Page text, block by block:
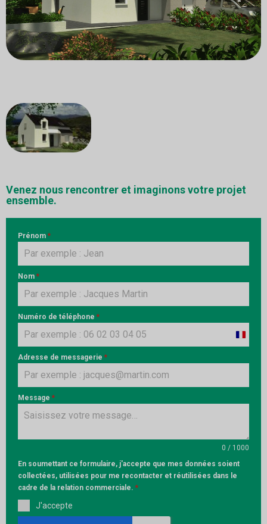
Venez nous rencontrer et imaginons votre projet
ensemble.
Prénom *
Nom *
Numéro de téléphone *
France
Adresse de messagerie *
Message *
0 / 1000
En soumettant ce formulaire, j'accepte que mes données soient
collectées, utilisées pour me recontacter et réutilisées dans le
cadre de la relation commerciale. *
J'accepte